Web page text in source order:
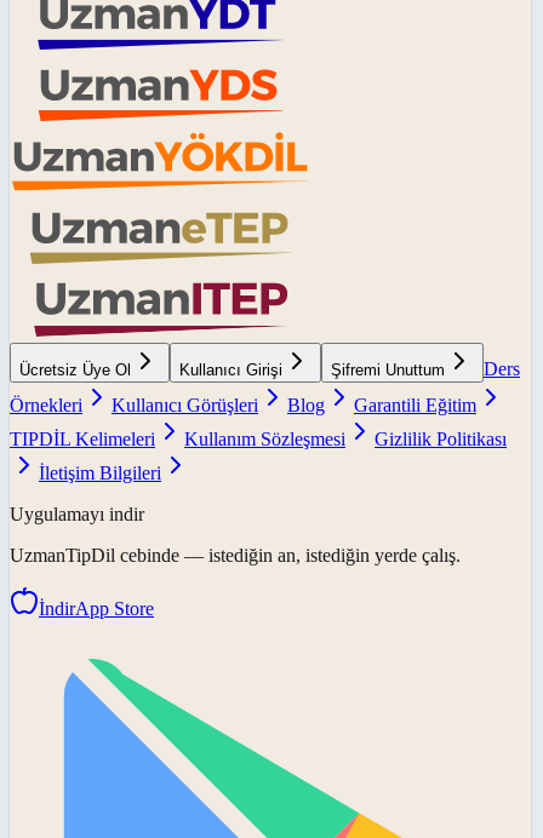
Ücretsiz Üye Ol Kullanıcı Girişi Şifremi Unuttum
Ders
Örnekleri
Kullanıcı Görüşleri Blog
Garantili Eğitim
TIPDİL Kelimeleri
Kullanım Sözleşmesi
Gizlilik Politikası
İletişim Bilgileri
Uygulamayı indir
UzmanTipDil cebinde — istediğin an, istediğin yerde çalış.
İndirApp Store